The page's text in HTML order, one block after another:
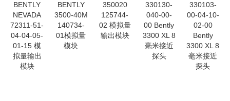
BENTLY
NEVADA
72311-51-
04-04-05-
01-15 模
拟量输出
模块
BENTLY
3500-40M
140734-
01模拟量
模块
350020
125744-
02 模拟量
输出模块
330130-
040-00-
00 Bently
3300 XL 8
毫米接近
探头
330103-
00-04-10-
02-00
Bently
3300 XL 8
毫米接近
探头